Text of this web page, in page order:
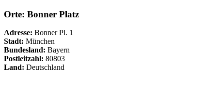
Orte: Bonner Platz
Adresse: Bonner Pl. 1
Stadt: München
Bundesland: Bayern
Postleitzahl: 80803
Land: Deutschland